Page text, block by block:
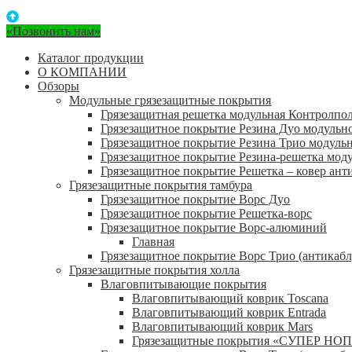
«Позвонить нам»
Каталог продукции
О КОМПАНИИ
Обзоры
Модульные грязезащитные покрытия
Грязезащитная решетка модульная
Грязезащитное покрытие Резина Дуо
Грязезащитное покрытие Резина Трио
Грязезащитное покрытие Резина-решетка
Грязезащитное покрытие Решетка – ковер
Грязезащитные покрытия тамбура
Грязезащитное покрытие Ворс Дуо
Грязезащитное покрытие Решетка-ворс
Грязезащитное покрытие Ворс-алюминий
Главная
Грязезащитное покрытие Ворс Трио
Грязезащитные покрытия холла
Влаговпитывающие покрытия
Влаговпитывающий коврик Toscana
Влаговпитывающий коврик Entrada
Влаговпитывающий коврик Mars
Грязезащитные покрытия «СУПЕР